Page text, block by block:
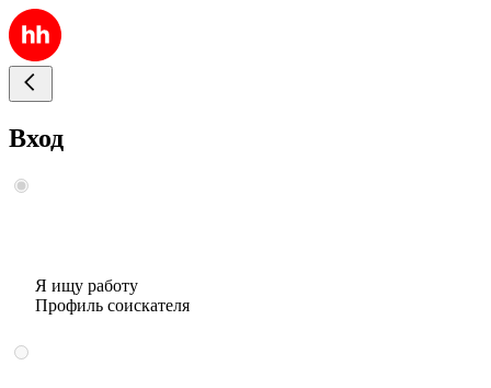
Вход
Я ищу работу
Профиль соискателя